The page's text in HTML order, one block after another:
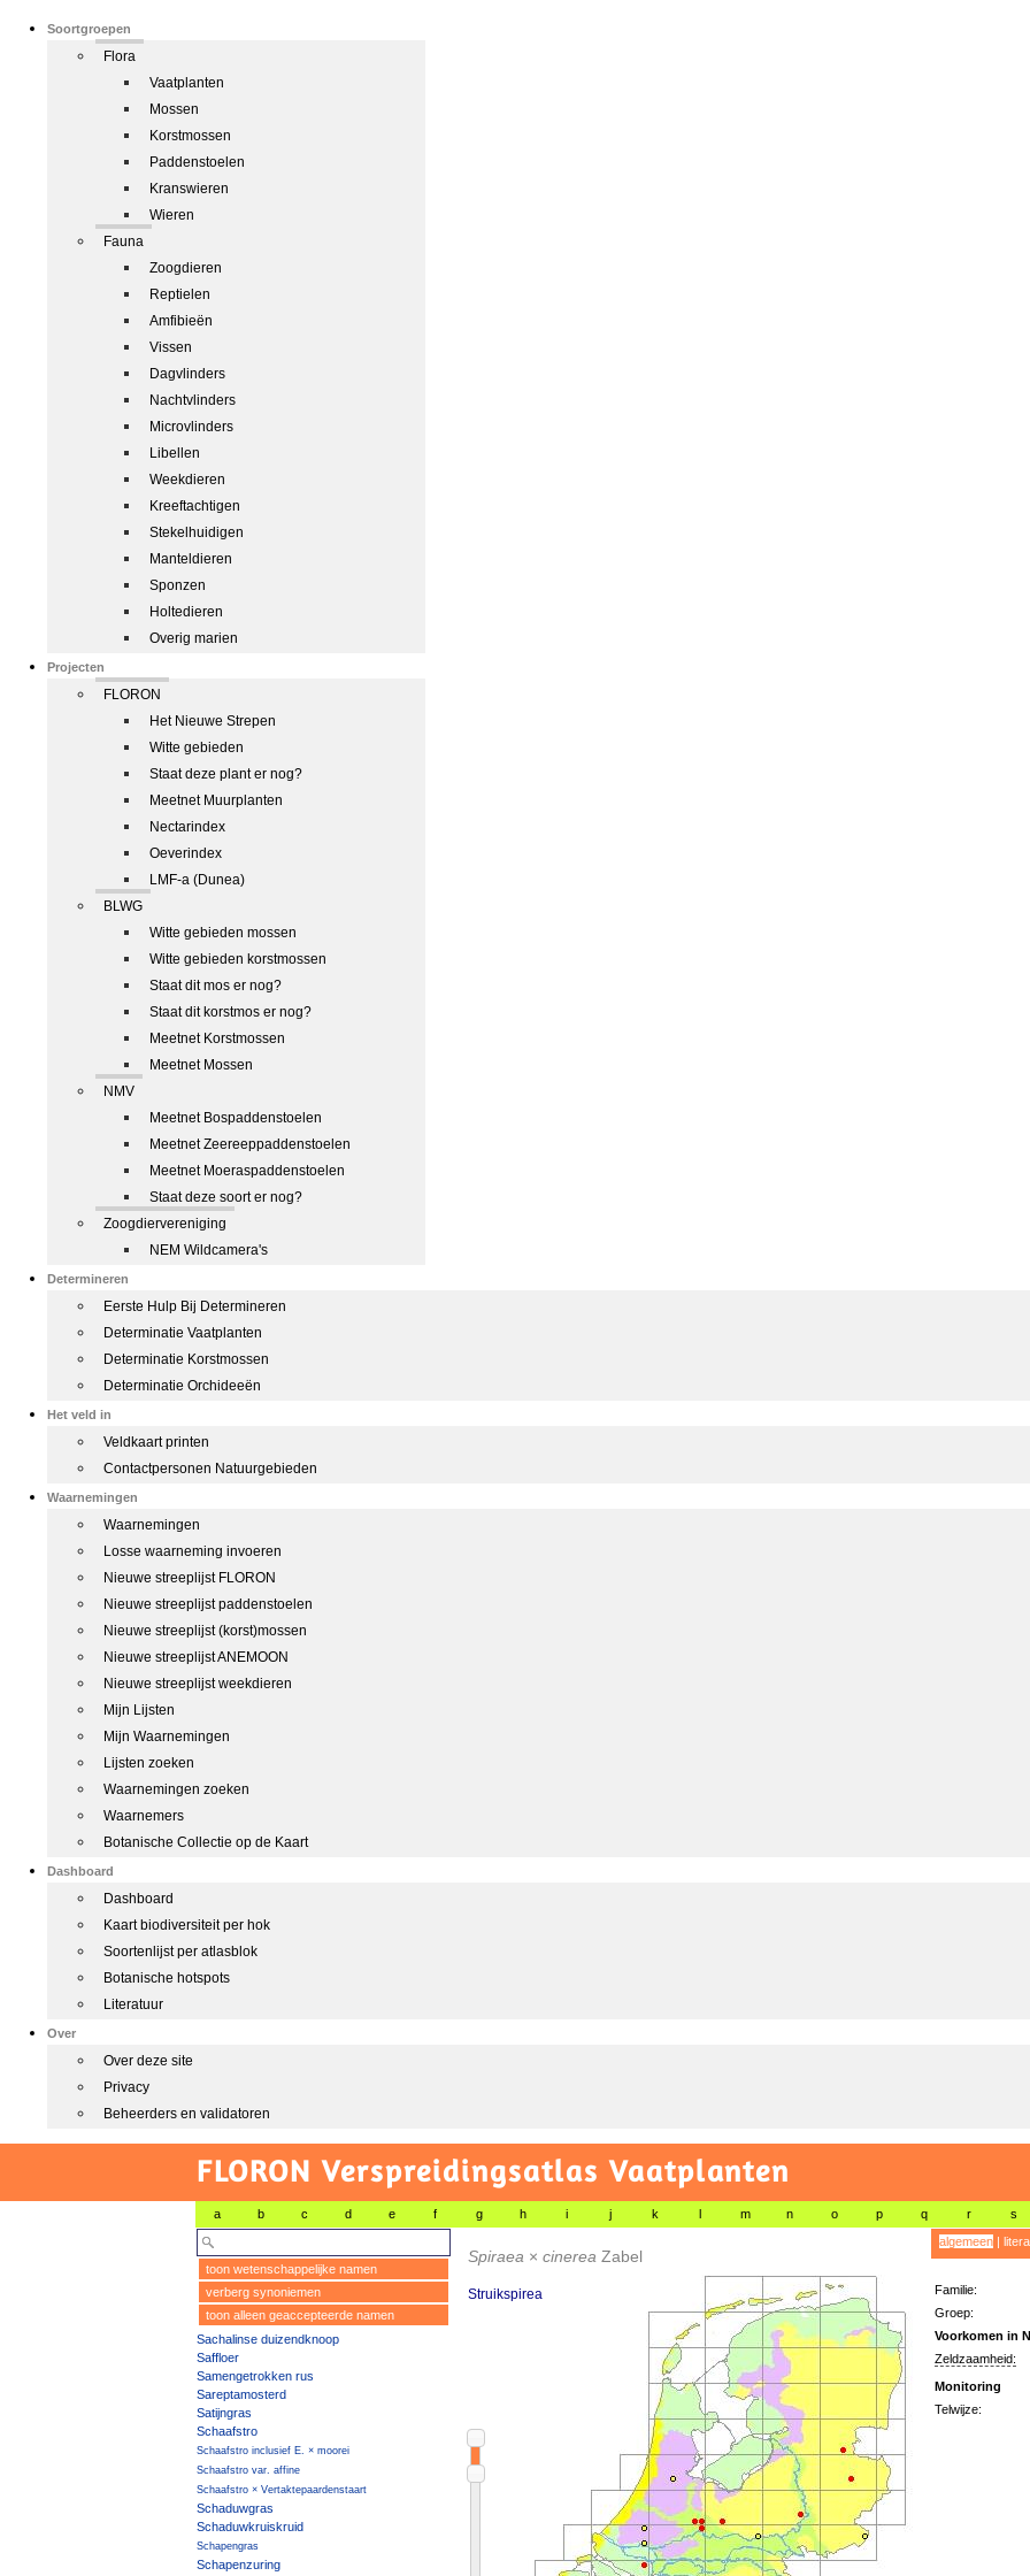
Soortgroepen
Flora
Vaatplanten
Mossen
Korstmossen
Paddenstoelen
Kranswieren
Wieren
Fauna
Zoogdieren
Reptielen
Amfibieën
Vissen
Dagvlinders
Nachtvlinders
Microvlinders
Libellen
Weekdieren
Kreeftachtigen
Stekelhuidigen
Manteldieren
Sponzen
Holtedieren
Overig marien
Projecten
FLORON
Het Nieuwe Strepen
Witte gebieden
Staat deze plant er nog?
Meetnet Muurplanten
Nectarindex
Oeverindex
LMF-a (Dunea)
BLWG
Witte gebieden mossen
Witte gebieden korstmossen
Staat dit mos er nog?
Staat dit korstmos er nog?
Meetnet Korstmossen
Meetnet Mossen
NMV
Meetnet Bospaddenstoelen
Meetnet Zeereeppaddenstoelen
Meetnet Moeraspaddenstoelen
Staat deze soort er nog?
Zoogdiervereniging
NEM Wildcamera's
Determineren
Eerste Hulp Bij Determineren
Determinatie Vaatplanten
Determinatie Korstmossen
Determinatie Orchideeën
Het veld in
Veldkaart printen
Contactpersonen Natuurgebieden
Waarnemingen
Waarnemingen
Losse waarneming invoeren
Nieuwe streeplijst FLORON
Nieuwe streeplijst paddenstoelen
Nieuwe streeplijst (korst)mossen
Nieuwe streeplijst ANEMOON
Nieuwe streeplijst weekdieren
Mijn Lijsten
Mijn Waarnemingen
Lijsten zoeken
Waarnemingen zoeken
Waarnemers
Botanische Collectie op de Kaart
Dashboard
Dashboard
Kaart biodiversiteit per hok
Soortenlijst per atlasblok
Botanische hotspots
Literatuur
Over
Over deze site
Privacy
Beheerders en validatoren
FLORON Verspreidingsatlas Vaatplanten
a b c d e f g h i j k l m n o p q r s
toon wetenschappelijke namen
verberg synoniemen
toon alleen geaccepteerde namen
Sachalinse duizendknoop
Saffloer
Samengetrokken rus
Sareptamosterd
Satijngras
Schaafstro
Schaafstro inclusief E. × moorei
Schaafstro var. affine
Schaafstro × Vertaktepaardenstaart
Schaduwgras
Schaduwkruiskruid
Schapengras
Schapenzuring
Spiraea × cinerea Zabel
Struikspirea
algemeen|
Familie:
Groep:
Voorkomen in
Zeldzaamheid:
Monitoring
Telwijze: